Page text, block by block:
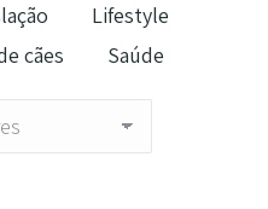
Lifestyle
cães Saúde